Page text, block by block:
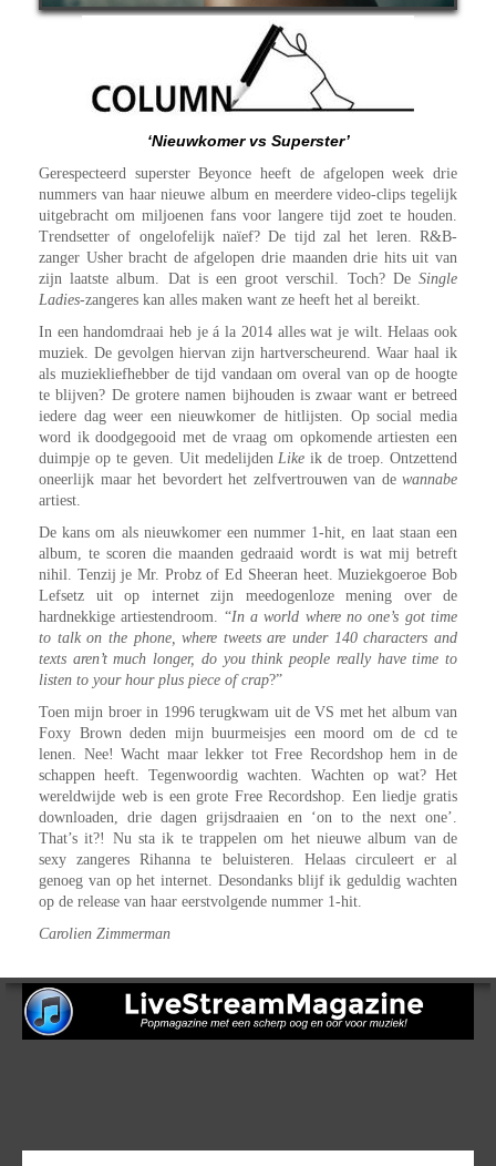
‘Nieuwkomer vs Superster’
Gerespecteerd superster Beyonce heeft de afgelopen week drie
nummers van haar nieuwe album en meerdere video-clips tegelijk
uitgebracht om miljoenen fans voor langere tijd zoet te houden.
Trendsetter of ongelofelijk naïef? De tijd zal het leren. R&B-
zanger Usher bracht de afgelopen drie maanden drie hits uit van
zijn laatste album. Dat is een groot verschil. Toch? De Single
Ladies-zangeres kan alles maken want ze heeft het al bereikt.
In een handomdraai heb je á la 2014 alles wat je wilt. Helaas ook
muziek. De gevolgen hiervan zijn hartverscheurend. Waar haal ik
als muziekliefhebber de tijd vandaan om overal van op de hoogte
te blijven? De grotere namen bijhouden is zwaar want er betreed
iedere dag weer een nieuwkomer de hitlijsten. Op social media
word ik doodgegooid met de vraag om opkomende artiesten een
duimpje op te geven. Uit medelijden Like ik de troep. Ontzettend
oneerlijk maar het bevordert het zelfvertrouwen van de wannabe
artiest.
De kans om als nieuwkomer een nummer 1-hit, en laat staan een
album, te scoren die maanden gedraaid wordt is wat mij betreft
nihil. Tenzij je Mr. Probz of Ed Sheeran heet. Muziekgoeroe Bob
Lefsetz uit op internet zijn meedogenloze mening over de
hardnekkige artiestendroom. “In a world where no one’s got time
to talk on the phone, where tweets are under 140 characters and
texts aren’t much longer, do you think people really have time to
listen to your hour plus piece of crap?”
Toen mijn broer in 1996 terugkwam uit de VS met het album van
Foxy Brown deden mijn buurmeisjes een moord om de cd te
lenen. Nee! Wacht maar lekker tot Free Recordshop hem in de
schappen heeft. Tegenwoordig wachten. Wachten op wat? Het
wereldwijde web is een grote Free Recordshop. Een liedje gratis
downloaden, drie dagen grijsdraaien en ‘on to the next one’.
That’s it?! Nu sta ik te trappelen om het nieuwe album van de
sexy zangeres Rihanna te beluisteren. Helaas circuleert er al
genoeg van op het internet. Desondanks blijf ik geduldig wachten
op de release van haar eerstvolgende nummer 1-hit.
Carolien Zimmerman